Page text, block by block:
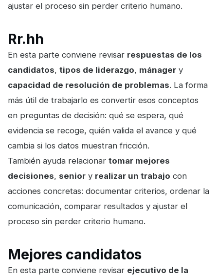
ajustar el proceso sin perder criterio humano.
Rr.hh
En esta parte conviene revisar respuestas de los
candidatos, tipos de liderazgo, mánager y
capacidad de resolución de problemas. La forma
más útil de trabajarlo es convertir esos conceptos
en preguntas de decisión: qué se espera, qué
evidencia se recoge, quién valida el avance y qué
cambia si los datos muestran fricción.
También ayuda relacionar tomar mejores
decisiones, senior y realizar un trabajo con
acciones concretas: documentar criterios, ordenar la
comunicación, comparar resultados y ajustar el
proceso sin perder criterio humano.
Mejores candidatos
En esta parte conviene revisar ejecutivo de la